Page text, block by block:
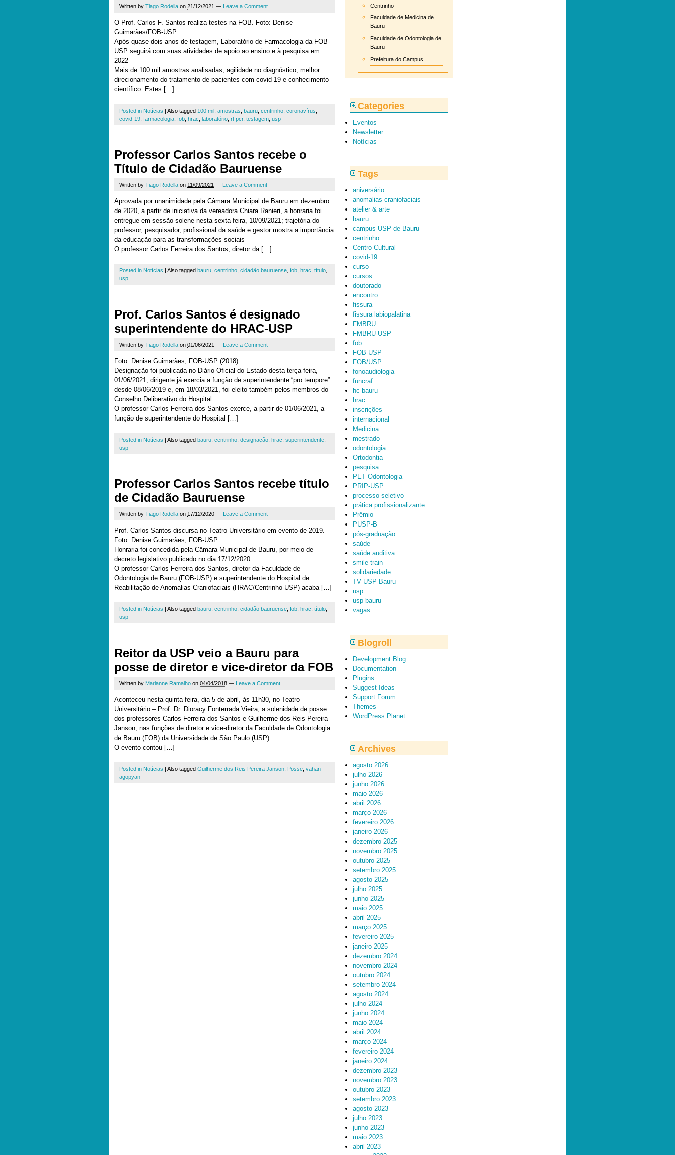
Written by Tiago Rodella on 21/12/2021 — Leave a Comment
O Prof. Carlos F. Santos realiza testes na FOB. Foto: Denise
Guimarães/FOB-USP
Após quase dois anos de testagem, Laboratório de Farmacologia da FOB-
USP seguirá com suas atividades de apoio ao ensino e à pesquisa em
2022
Mais de 100 mil amostras analisadas, agilidade no diagnóstico, melhor
direcionamento do tratamento de pacientes com covid-19 e conhecimento
científico. Estes […]
Posted in Notícias | Also tagged 100 mil amostras bauru centrinho coronavírus
covid-19 farmacologia fob hrac laboratório rt pcr, testagem usp
Professor Carlos Santos recebe o
Título de Cidadão Bauruense
Written by Tiago Rodella on 11/09/2021 — Leave a Comment
Aprovada por unanimidade pela Câmara Municipal de Bauru em dezembro
de 2020, a partir de iniciativa da vereadora Chiara Ranieri, a honraria foi
entregue em sessão solene nesta sexta-feira, 10/09/2021; trajetória do
professor, pesquisador, profissional da saúde e gestor mostra a importância
da educação para as transformações sociais
O professor Carlos Ferreira dos Santos, diretor da […]
Posted in Notícias | Also tagged bauru centrinho cidadão bauruense fob hrac título
usp
Prof. Carlos Santos é designado
superintendente do HRAC-USP
Written by Tiago Rodella on 01/06/2021 — Leave a Comment
Foto: Denise Guimarães, FOB-USP (2018)
Designação foi publicada no Diário Oficial do Estado desta terça-feira,
01/06/2021; dirigente já exercia a função de superintendente “pro tempore”
desde 08/06/2019 e, em 18/03/2021, foi eleito também pelos membros do
Conselho Deliberativo do Hospital
O professor Carlos Ferreira dos Santos exerce, a partir de 01/06/2021, a
função de superintendente do Hospital […]
Posted in Notícias | Also tagged bauru centrinho designação hrac superintendente
usp
Professor Carlos Santos recebe título
de Cidadão Bauruense
Written by Tiago Rodella on 17/12/2020 — Leave a Comment
Prof. Carlos Santos discursa no Teatro Universitário em evento de 2019.
Foto: Denise Guimarães, FOB-USP
Honraria foi concedida pela Câmara Municipal de Bauru, por meio de
decreto legislativo publicado no dia 17/12/2020
O professor Carlos Ferreira dos Santos, diretor da Faculdade de
Odontologia de Bauru (FOB-USP) e superintendente do Hospital de
Reabilitação de Anomalias Craniofaciais (HRAC/Centrinho-USP) acaba […]
Posted in Notícias | Also tagged bauru centrinho cidadão bauruense fob hrac título
usp
Reitor da USP veio a Bauru para
posse de diretor e vice-diretor da FOB
Written by Marianne Ramalho on 04/04/2018 — Leave a Comment
Aconteceu nesta quinta-feira, dia 5 de abril, às 11h30, no Teatro
Universitário – Prof. Dr. Dioracy Fonterrada Vieira, a solenidade de posse
dos professores Carlos Ferreira dos Santos e Guilherme dos Reis Pereira
Janson, nas funções de diretor e vice-diretor da Faculdade de Odontologia
de Bauru (FOB) da Universidade de São Paulo (USP).
O evento contou […]
Posted in Notícias | Also tagged Guilherme dos Reis Pereira Janson Posse vahan
agopyan
Centrinho
Faculdade de Medicina de
Bauru
Faculdade de Odontologia de
Bauru
Prefeitura do Campus
Categories
Eventos
Newsletter
Notícias
Tags
aniversário
anomalias craniofaciais
atelier & arte
bauru
campus USP de Bauru
centrinho
Centro Cultural
covid-19
curso
cursos
doutorado
encontro
fissura
fissura labiopalatina
FMBRU
FMBRU-USP
fob
FOB-USP
FOB/USP
fonoaudiologia
funcraf
hc bauru
hrac
inscrições
internacional
Medicina
mestrado
odontologia
Ortodontia
pesquisa
PET Odontologia
PRIP-USP
processo seletivo
prática profissionalizante
Prêmio
PUSP-B
pós-graduação
saúde
saúde auditiva
smile train
solidariedade
TV USP Bauru
usp
usp bauru
vagas
Blogroll
Development Blog
Documentation
Plugins
Suggest Ideas
Support Forum
Themes
WordPress Planet
Archives
agosto 2026
julho 2026
junho 2026
maio 2026
abril 2026
março 2026
fevereiro 2026
janeiro 2026
dezembro 2025
novembro 2025
outubro 2025
setembro 2025
agosto 2025
julho 2025
junho 2025
maio 2025
abril 2025
março 2025
fevereiro 2025
janeiro 2025
dezembro 2024
novembro 2024
outubro 2024
setembro 2024
agosto 2024
julho 2024
junho 2024
maio 2024
abril 2024
março 2024
fevereiro 2024
janeiro 2024
dezembro 2023
novembro 2023
outubro 2023
setembro 2023
agosto 2023
julho 2023
junho 2023
maio 2023
abril 2023